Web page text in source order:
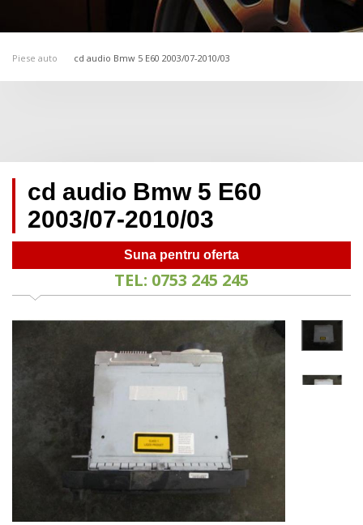
Piese auto cd audio Bmw 5 E60 2003/07-2010/03
cd audio Bmw 5 E60
2003/07-2010/03
Suna pentru oferta
TEL: 0753 245 245